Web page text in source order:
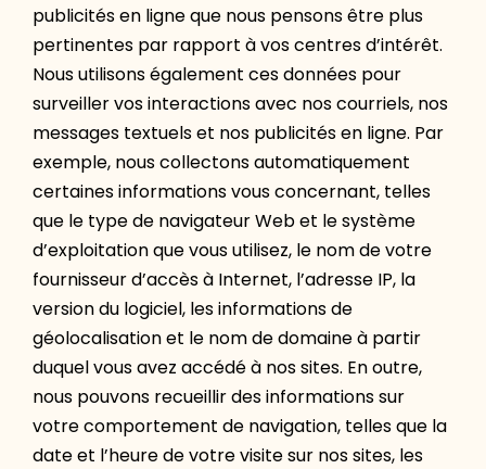
publicités en ligne que nous pensons être plus
pertinentes par rapport à vos centres d’intérêt.
Nous utilisons également ces données pour
surveiller vos interactions avec nos courriels, nos
messages textuels et nos publicités en ligne. Par
exemple, nous collectons automatiquement
certaines informations vous concernant, telles
que le type de navigateur Web et le système
d’exploitation que vous utilisez, le nom de votre
fournisseur d’accès à Internet, l’adresse IP, la
version du logiciel, les informations de
géolocalisation et le nom de domaine à partir
duquel vous avez accédé à nos sites. En outre,
nous pouvons recueillir des informations sur
votre comportement de navigation, telles que la
date et l’heure de votre visite sur nos sites, les